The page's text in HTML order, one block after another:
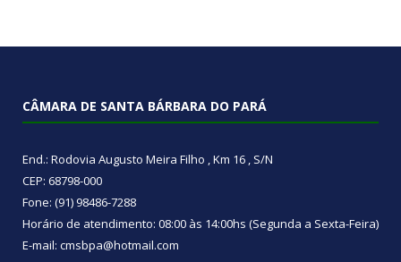
CÂMARA DE SANTA BÁRBARA DO PARÁ
End.: Rodovia Augusto Meira Filho , Km 16 , S/N
CEP: 68798-000
Fone: (91) 98486-7288
Horário de atendimento: 08:00 às 14:00hs (Segunda a Sexta-Feira)
E-mail: cmsbpa@hotmail.com